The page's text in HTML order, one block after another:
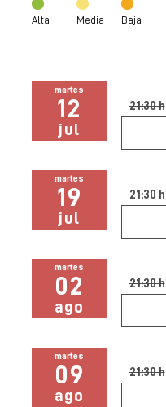
Alta Media Baja
martes
12
jul
21:30 h
martes
19
jul
21:30 h
martes
02
ago
21:30 h
martes
09
ago
21:30 h